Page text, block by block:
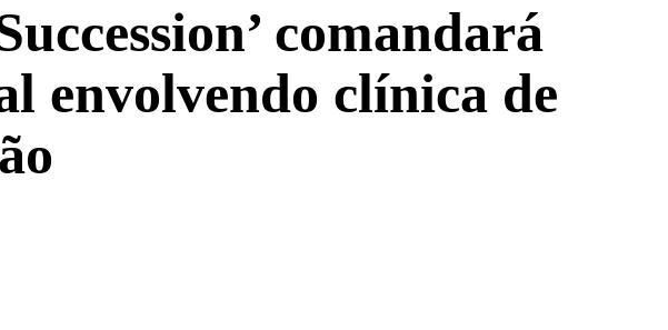
comandará
envolvendo clínica de